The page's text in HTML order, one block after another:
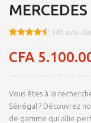
sur 5
basé sur
client
(46 avis
CFA
Vous êtes à la
Sénégal ? Découvrez
de gamme qui allie